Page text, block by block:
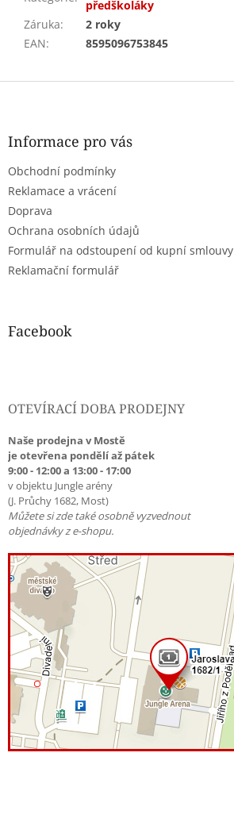
předškoláky
Záruka:
2 roky
EAN: 8595096753845
Z
Informace pro vás
Obchodní podmínky
Reklamace a vrácení
Doprava
Ochrana osobních údajů
Formulář na odstoupení od kupní smlouvy
Reklamační formulář
Facebook
OTEVÍRACÍ DOBA PRODEJNY
Naše prodejna v Mostě
je otevřena pondělí až pátek
9:00 - 12:00 a 13:00 - 17:00
v objektu Jungle arény
(J. Průchy 1682, Most)
Můžete si zde také osobně vyzvednout
objednávky z e-shopu.